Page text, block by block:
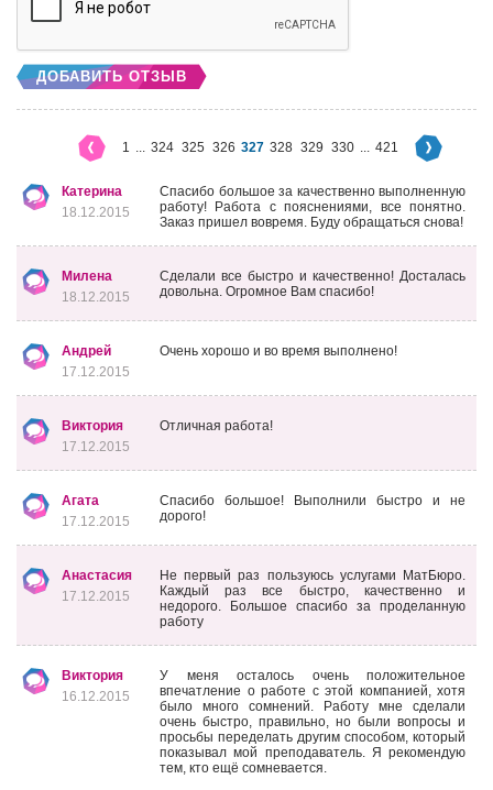
ДОБАВИТЬ ОТЗЫВ
1 ... 324 325 326 327 328 329 330 ... 421
Катерина
18.12.2015
Спасибо большое за качественно выполненную
работу! Работа с пояснениями, все понятно.
Заказ пришел вовремя. Буду обращаться снова!
Милена
18.12.2015
Сделали все быстро и качественно! Досталась
довольна. Огромное Вам спасибо!
Андрей
17.12.2015
Очень хорошо и во время выполнено!
Виктория
17.12.2015
Отличная работа!
Агата
17.12.2015
Спасибо большое! Выполнили быстро и не
дорого!
Анастасия
17.12.2015
Не первый раз пользуюсь услугами МатБюро.
Каждый раз все быстро, качественно и
недорого. Большое спасибо за проделанную
работу
Виктория
16.12.2015
У меня осталось очень положительное
впечатление о работе с этой компанией, хотя
было много сомнений. Работу мне сделали
очень быстро, правильно, но были вопросы и
просьбы переделать другим способом, который
показывал мой преподаватель. Я рекомендую
тем, кто ещё сомневается.